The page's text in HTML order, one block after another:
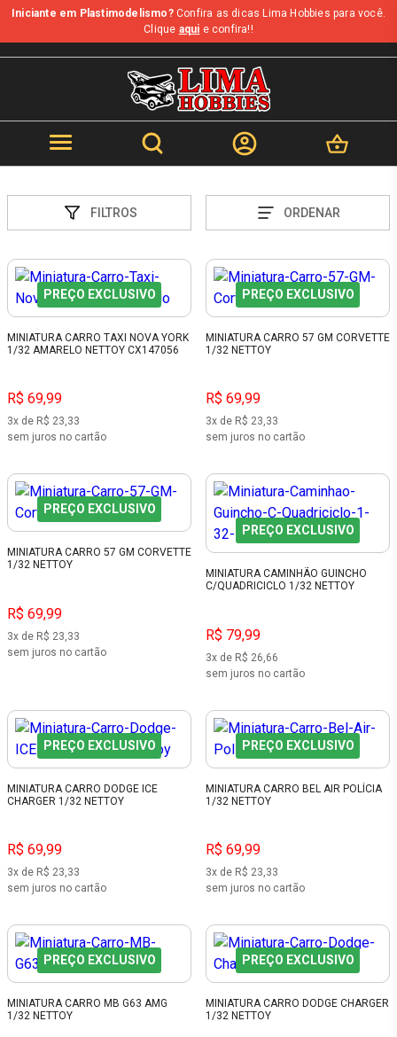
Iniciante em Plastimodelismo?Confira as dicas Lima Hobbies para você.
Clique aqui e confira!!
FILTROS ORDENAR
PREÇO EXCLUSIVO
MINIATURA CARRO TAXI NOVA YORK
1/32 AMARELO NETTOY CX147056
R$ 69,99
3x de R$ 23,33
sem juros no cartão
PREÇO EXCLUSIVO
MINIATURA CARRO 57 GM CORVETTE
1/32 NETTOY
R$ 69,99
3x de R$ 23,33
sem juros no cartão
PREÇO EXCLUSIVO
MINIATURA CARRO 57 GM CORVETTE
1/32 NETTOY
R$ 69,99
3x de R$ 23,33
sem juros no cartão
PREÇO EXCLUSIVO
MINIATURA CAMINHÃO GUINCHO
C/QUADRICICLO 1/32 NETTOY
R$ 79,99
3x de R$ 26,66
sem juros no cartão
PREÇO EXCLUSIVO
MINIATURA CARRO DODGE ICE
CHARGER 1/32 NETTOY
R$ 69,99
3x de R$ 23,33
sem juros no cartão
PREÇO EXCLUSIVO
MINIATURA CARRO BEL AIR POLÍCIA
1/32 NETTOY
R$ 69,99
3x de R$ 23,33
sem juros no cartão
PREÇO EXCLUSIVO
MINIATURA CARRO MB G63 AMG
1/32 NETTOY
PREÇO EXCLUSIVO
MINIATURA CARRO DODGE CHARGER
1/32 NETTOY